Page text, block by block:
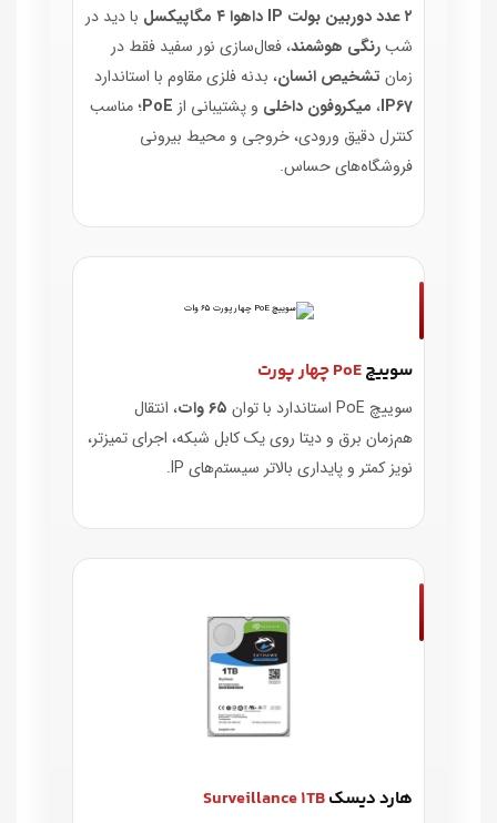
۲ عدد دوربین بولت IP داهوا ۴ مگاپیکسل
با دید در
شبرنگی هوشمند، فعال‌سازی نور سفید فقط در
زمان تشخیص انسان، بدنه فلزی مقاوم با استاندارد
IP67، میکروفون داخلی و پشتیبانی از PoE؛ مناسب
کنترل دقیق ورودی، خروجی و محیط بیرونی
فروشگاه‌های حساس.
سوییچPoE چهار پورت
سوییچ PoE استاندارد با توان ۶۵ وات
، انتقال
هم‌زمان برق و دیتا روی یک کابل شبکه، اجرای تمیزتر،
نویز کمتر و پایداری بالاتر سیستم‌های IP.
هارد دیسکSurveillance 1TB